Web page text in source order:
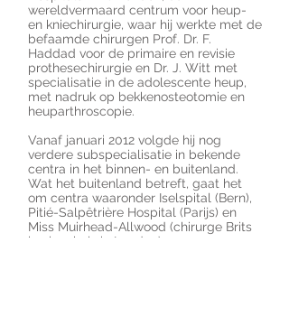
wereldvermaard centrum voor heup-
en kniechirurgie, waar hij werkte met de
befaamde chirurgen Prof. Dr. F.
Haddad voor de primaire en revisie
prothesechirurgie en Dr. J. Witt met
specialisatie in de adolescente heup,
met nadruk op bekkenosteotomie en
heuparthroscopie.
Vanaf januari 2012 volgde hij nog
verdere subspecialisatie in bekende
centra in het binnen- en buitenland.
Wat het buitenland betreft, gaat het
om centra waaronder Iselspital (Bern),
Pitié-Salpêtrière Hospital (Parijs) en
Miss Muirhead-Allwood (chirurge Brits
koningshuis in Londen).